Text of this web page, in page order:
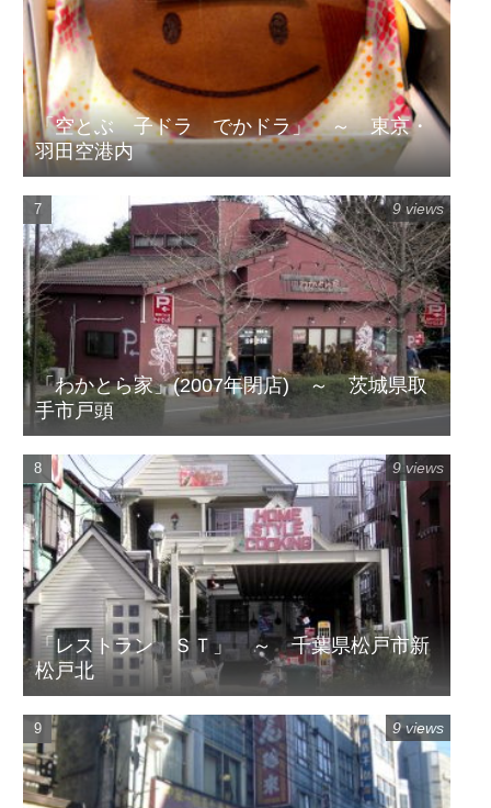
「空とぶ 子ドラ でかドラ」 ～ 東京・
羽田空港内
「わかとら家」(2007年閉店) ～ 茨城県取
手市戸頭
9 views
「レストラン ＳＴ」 ～ 千葉県松戸市新
松戸北
9 views
9 views